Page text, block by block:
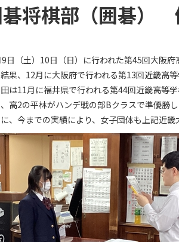
将棋部（囲碁）
日（土）10日（日）に行われた第45回大阪
果、12月に大阪府で行われる第13回近畿高
田は11月に福井県で行われる第44回近畿高等
高2の平林がハンデ戦の部Bクラスで準優勝し
、今までの実績により、女子団体も上記近畿